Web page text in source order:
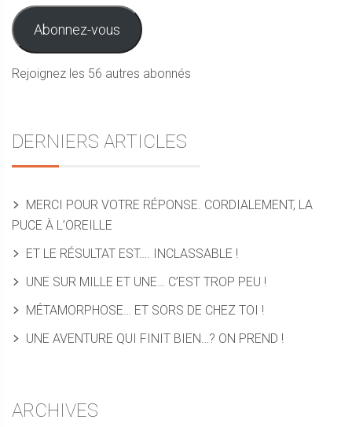
mail
Abonnez-vous
Rejoignez les 56 autres abonnés
DERNIERS ARTICLES
MERCI POUR VOTRE RÉPONSE. CORDIALEMENT, LA
PUCE À L’OREILLE
ET LE RÉSULTAT EST…. INCLASSABLE !
UNE SUR MILLE ET UNE… C’EST TROP PEU !
MÉTAMORPHOSE… ET SORS DE CHEZ TOI !
UNE AVENTURE QUI FINIT BIEN…? ON PREND !
ARCHIVES